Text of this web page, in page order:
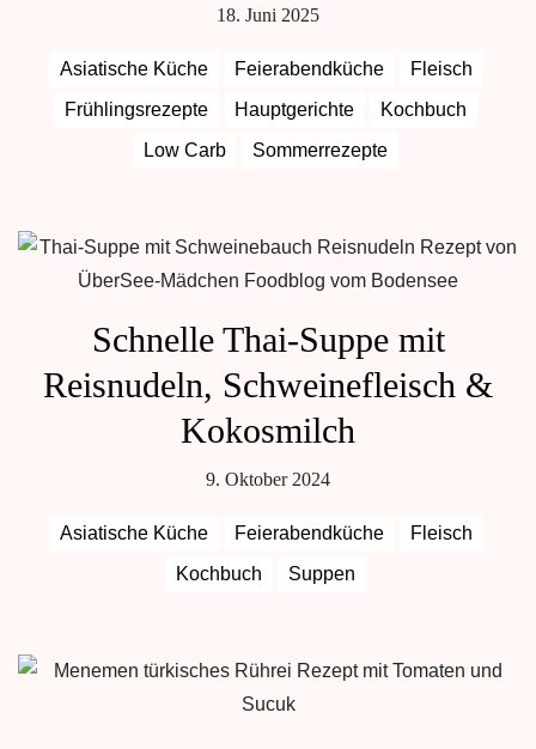
18. Juni 2025
Asiatische Küche Feierabendküche
Fleisch
Frühlingsrezepte
Hauptgerichte
Kochbuch
Low Carb
Sommerrezepte
Schnelle Thai-Suppe mit
Reisnudeln, Schweinefleisch &
Kokosmilch
9. Oktober 2024
Asiatische Küche Feierabendküche
Fleisch
Kochbuch
Suppen